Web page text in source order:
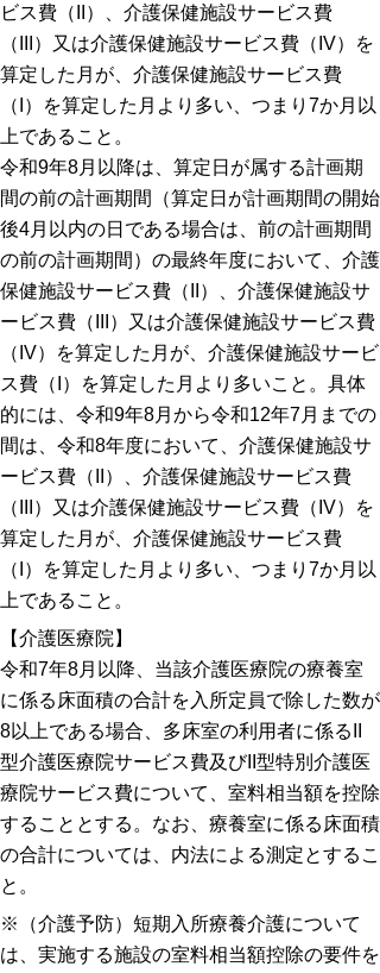
ビス費（II）、介護保健施設サービス費
（III）又は介護保健施設サービス費（IV）を
算定した月が、介護保健施設サービス費
（I）を算定した月より多い、つまり7か月以
上であること。
令和9年8月以降は、算定日が属する計画期
間の前の計画期間（算定日が計画期間の開始
後4月以内の日である場合は、前の計画期間
の前の計画期間）の最終年度において、介護
保健施設サービス費（II）、介護保健施設サ
ービス費（III）又は介護保健施設サービス費
（IV）を算定した月が、介護保健施設サービ
ス費（I）を算定した月より多いこと。具体
的には、令和9年8月から令和12年7月までの
間は、令和8年度において、介護保健施設サ
ービス費（II）、介護保健施設サービス費
（III）又は介護保健施設サービス費（IV）を
算定した月が、介護保健施設サービス費
（I）を算定した月より多い、つまり7か月以
上であること。
【介護医療院】
令和7年8月以降、当該介護医療院の療養室
に係る床面積の合計を入所定員で除した数が
8以上である場合、多床室の利用者に係るII
型介護医療院サービス費及びII型特別介護医
療院サービス費について、室料相当額を控除
することとする。なお、療養室に係る床面積
の合計については、内法による測定とするこ
と。
※（介護予防）短期入所療養介護について
は、実施する施設の室料相当額控除の要件を